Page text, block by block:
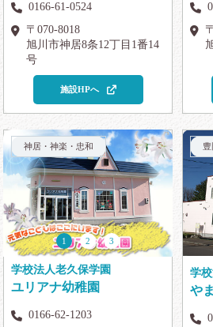
0166-61-0524
〒070-8018
旭川市神居8条12丁目1番14
号
施設HPへ
神居・神楽・忠和
1 2 3
学校法人老久保学園
ユリアナ幼稚園
0166-62-1203
豊
学
や